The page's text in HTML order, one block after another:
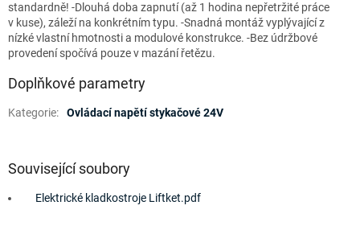
standardně! -Dlouhá doba zapnutí (až 1 hodina nepřetržité práce
v kuse), záleží na konkrétním typu. -Snadná montáž vyplývající z
nízké vlastní hmotnosti a modulové konstrukce. -Bez údržbové
provedení spočívá pouze v mazání řetězu.
Doplňkové parametry
Kategorie: Ovládací napětí stykačové 24V
Související soubory
Elektrické kladkostroje Liftket.pdf